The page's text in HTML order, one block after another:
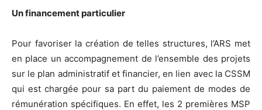
Un financement particulier
Pour favoriser la création de telles structures, l’ARS met
en place un accompagnement de l’ensemble des projets
sur le plan administratif et financier, en lien avec la CSSM
qui est chargée pour sa part du paiement de modes de
rémunération spécifiques. En effet, les 2 premières MSP